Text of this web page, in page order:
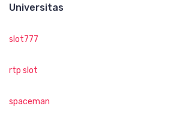
Universitas
slot777
rtp slot
spaceman